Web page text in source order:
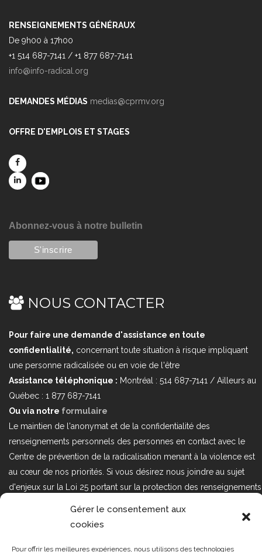
Gérer le consentement aux
cookies
Pour offrir les meilleures expériences, nous utilisons des technologies
RENSEIGNEMENTS GÉNÉRAUX
De 9h00 à 17h00
+1 514 687-7141 / +1 877 687-7141
info@info-radical.org
DEMANDES MÉDIAS medias@cprmv.org
OFFRE D'EMPLOIS ET STAGES
Abonnez-vous à notre bulletin
NOUS CONTACTER
Pour faire une demande d'assistance en toute
confidentialité, concernant toute situation à risque impliquant
une personne radicalisée ou en voie de l'être
Assistance téléphonique : Montréal : 514 687-7141 / Ailleurs au
Québec : 1 877 687-7141
Ou via notre formulaire
Le maintien de l'anonymat et de la confidentialité des
renseignements personnels des personnes en contact avec le
Centre de prévention de la radicalisation menant à la violence est
au cœur de nos priorités. Si vous désirez nous joindre au sujet
d'enjeux sur la Loi 25 portant sur la protection des renseignements
nous à l'adresse courriel suivant : loi25@cprmv.org Pour en savoir